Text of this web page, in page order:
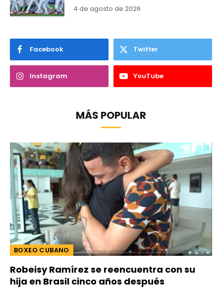
4 de agosto de 2026
Facebook Twitter
Instagram YouTube
MÁS POPULAR
BOXEO CUBANO
Robeisy Ramírez se reencuentra con su
hija en Brasil cinco años después